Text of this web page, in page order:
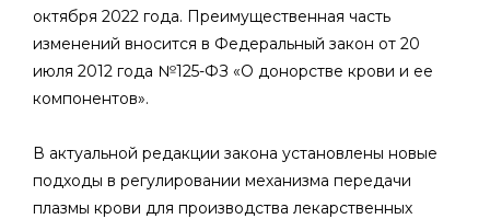
октября 2022 года. Преимущественная часть
изменений вносится в Федеральный закон от 20
июля 2012 года №125-ФЗ «О донорстве крови и ее
компонентов».
В актуальной редакции закона установлены новые
подходы в регулировании механизма передачи
плазмы крови для производства лекарственных